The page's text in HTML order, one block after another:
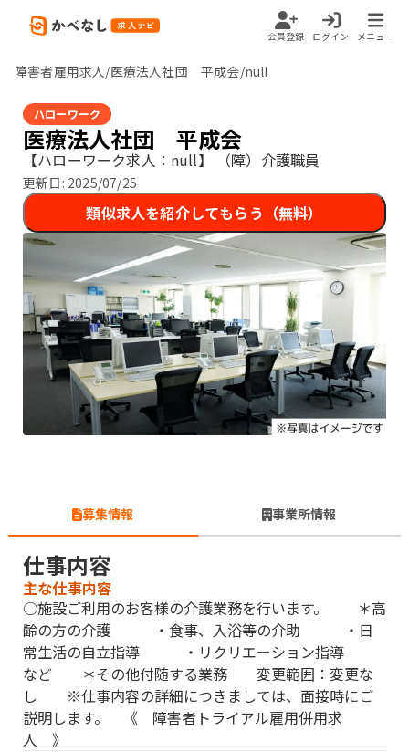
会員登録 ログイン メニュー
障害者雇用求人/医療法人社団 平成会/null
ハローワーク
医療法人社団 平成会
【ハローワーク求人：null】 （障）介護職員
更新日: 2025/07/25
類似求人を紹介してもらう（無料）
募集情報 事業所情報
仕事内容
主な仕事内容
○施設ご利用のお客様の介護業務を行います。 ＊高
齢の方の介護 ・食事、入浴等の介助 ・日
常生活の自立指導 ・リクリエーション指導
など ＊その他付随する業務 変更範囲：変更な
し ※仕事内容の詳細につきましては、面接時にご
説明します。 《 障害者トライアル雇用併用求
人 》